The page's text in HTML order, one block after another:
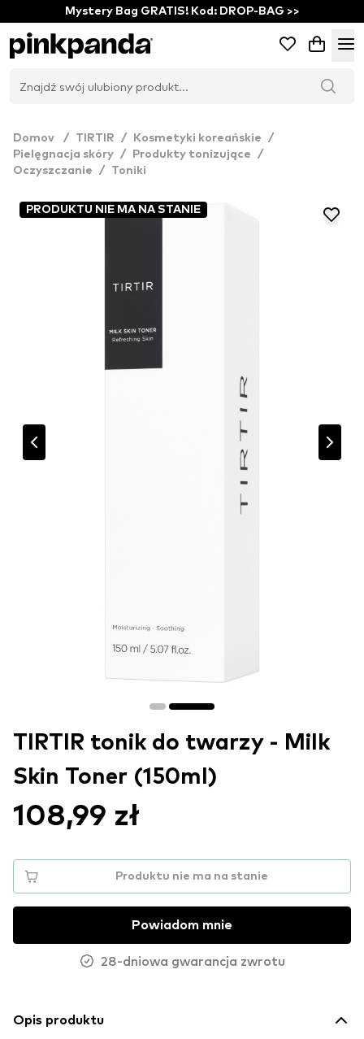
Mystery Bag GRATIS! Kod: DROP-BAG >>
Domov / TIRTIR / Kosmetyki koreańskie
/
Pielęgnacja skóry / Produkty tonizujące
/
Oczyszczanie
/ Toniki
PRODUKTU NIE MA NA STANIE
TIRTIR tonik do twarzy - Milk
Skin Toner (150ml)
108,99 zł
Produktu nie ma na stanie
Powiadom mnie
28-dniowa gwarancja zwrotu
Opis produktu